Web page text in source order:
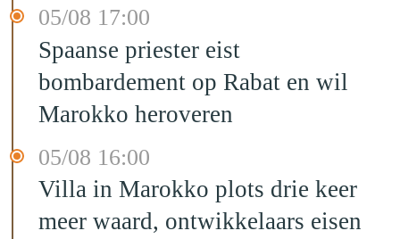
05/08 17:00
Spaanse priester eist
bombardement op Rabat en wil
Marokko heroveren
05/08 16:00
Villa in Marokko plots drie keer
meer waard, ontwikkelaars eisen